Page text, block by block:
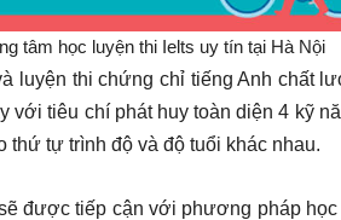
tâm học luyện thi Ielts uy tín tại Hà Nội
luyện thi chứng chỉ tiếng Anh chất
với tiêu chí phát huy toàn diện 4 kỹ
tự trình độ và độ tuổi khác nhau.
được tiếp cận với phương pháp học